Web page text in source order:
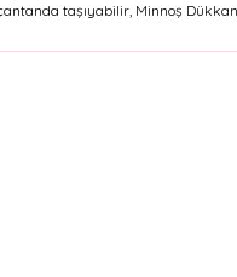
taşıyabilir, Minnoş